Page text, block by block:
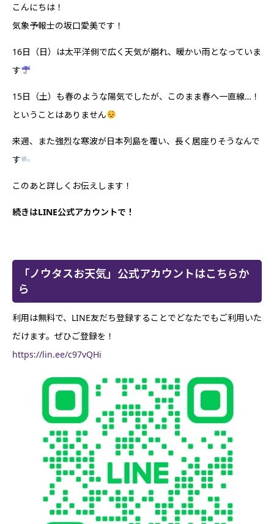
こんにちは！
気象予報士の坂口愛美です！
16日（日）は太平洋側で広く天気が崩れ、暖かい雨となっていま
す
15日（土）も春のような陽気でしたが、このまま春へ一直線…！
ということはありません
来週、また強烈な寒波が日本列島を覆い、長く居座りそうなんで
す
このあと詳しくお伝えします！
続きはLINE公式アカウントで！
「ノウタスお天気」公式アカウントはこちらか
ら
利用は無料で、LINE友だち登録することでどなたでもご利用いた
だけます。ぜひご登録を！
https://lin.ee/c97vQHi